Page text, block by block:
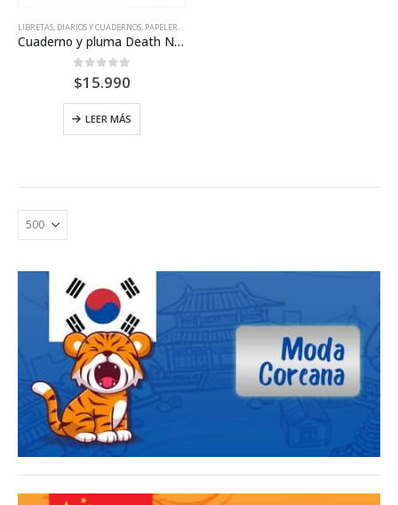
LIBRETAS, DIARIOS Y CUADERNOS, PAPELERÍA/ESCRITORIO
Cuaderno y pluma Death Note
0 out of 5
$15.990
LEER MÁS